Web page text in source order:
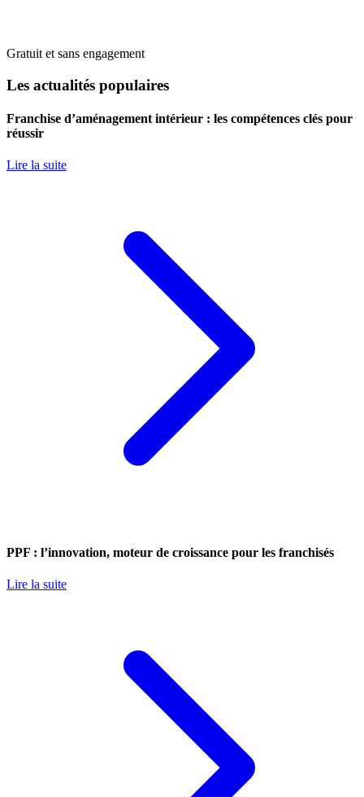
Gratuit et sans engagement
Les actualités populaires
Franchise d’aménagement intérieur : les compétences clés pour
réussir
Lire la suite
PPF : l’innovation, moteur de croissance pour les franchisés
Lire la suite